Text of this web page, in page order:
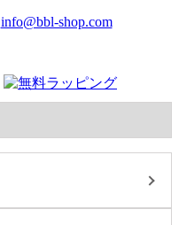
info@bbl-shop.com